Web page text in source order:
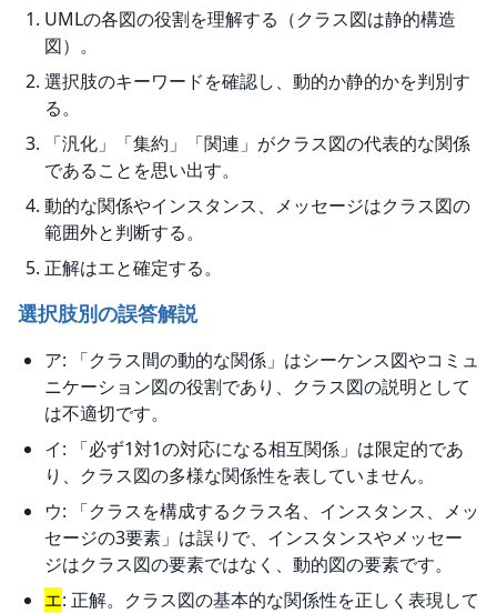
UMLの各図の役割を理解する（クラス図は静的構造
図）。
選択肢のキーワードを確認し、動的か静的かを判別す
る。
「汎化」「集約」「関連」がクラス図の代表的な関係
であることを思い出す。
動的な関係やインスタンス、メッセージはクラス図の
範囲外と判断する。
正解はエと確定する。
選択肢別の誤答解説
ア: 「クラス間の動的な関係」はシーケンス図やコミュ
ニケーション図の役割であり、クラス図の説明として
は不適切です。
イ: 「必ず1対1の対応になる相互関係」は限定的であ
り、クラス図の多様な関係性を表していません。
ウ: 「クラスを構成するクラス名、インスタンス、メッ
セージの3要素」は誤りで、インスタンスやメッセー
ジはクラス図の要素ではなく、動的図の要素です。
エ: 正解。クラス図の基本的な関係性を正しく表現して